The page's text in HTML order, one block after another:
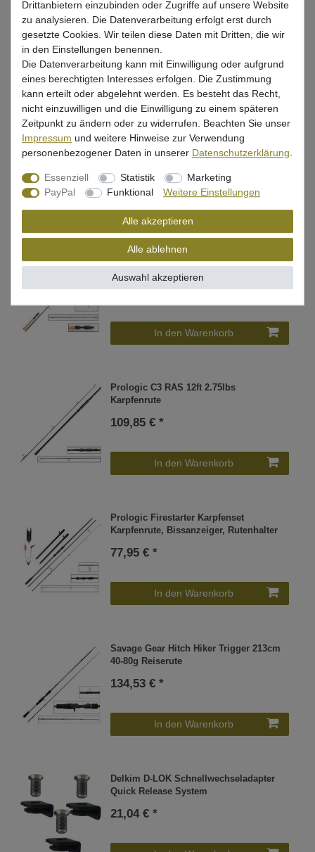
Jigghead - 4 x 6g Jighaken
3,22 € *
In den Warenkorb
Prologic LM Swivel Size 8 - 15 Wirbel
161,09 € *
In den Warenkorb
Prologic C3 RAS 12ft 2.75lbs
Karpfenrute
109,85 € *
In den Warenkorb
Prologic Firestarter Karpfenset
Karpfenrute, Bissanzeiger, Rutenhalter
77,95 € *
In den Warenkorb
Savage Gear Hitch Hiker Trigger 213cm
40-80g Reiserute
134,53 € *
In den Warenkorb
Delkim D-LOK Schnellwechseladapter
Quick Release System
21,04 € *
Drittanbietern einzubinden oder Zugriffe auf unsere Website
zu analysieren. Die Datenverarbeitung erfolgt erst durch
gesetzte Cookies. Wir teilen diese Daten mit Dritten, die wir
in den Einstellungen benennen.
Die Datenverarbeitung kann mit Einwilligung oder aufgrund
eines berechtigten Interesses erfolgen. Die Zustimmung
kann erteilt oder abgelehnt werden. Es besteht das Recht,
nicht einzuwilligen und die Einwilligung zu einem späteren
Zeitpunkt zu ändern oder zu widerrufen. Beachten Sie unser
Impressum und weitere Hinweise zur Verwendung
personenbezogener Daten in unserer Daten­schutz­erklärung.
Essenziell Statistik
Marketing
PayPal
Funktional Weitere Einstellungen
Alle akzeptieren
Alle ablehnen
Auswahl akzeptieren